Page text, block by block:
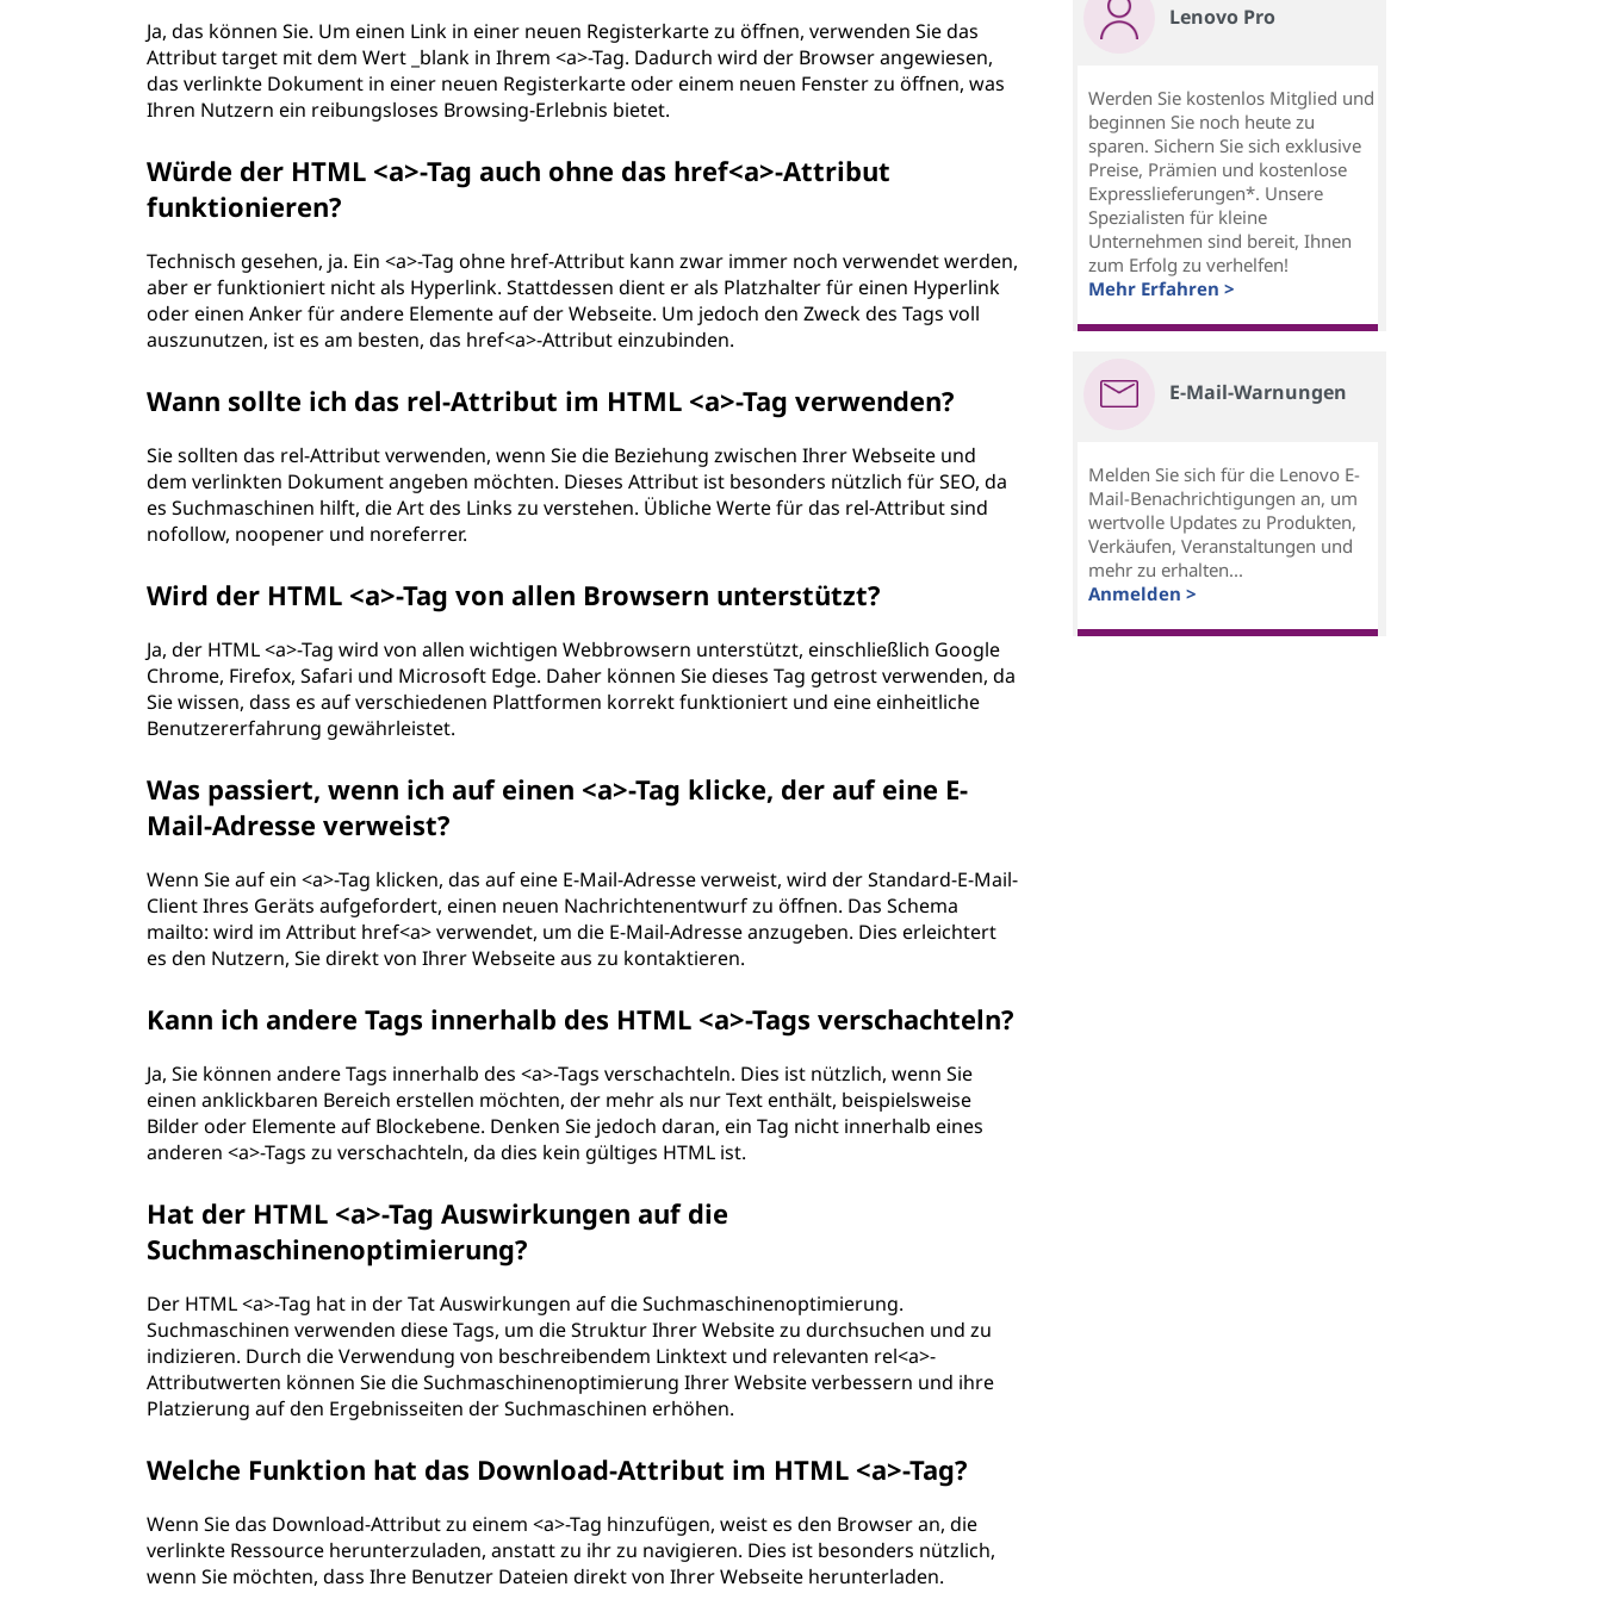
Ja, das können Sie. Um einen Link in einer neuen Registerkarte zu öffnen, verwenden Sie das
Attribut target mit dem Wert _blank in Ihrem <a>-Tag. Dadurch wird der Browser angewiesen,
das verlinkte Dokument in einer neuen Registerkarte oder einem neuen Fenster zu öffnen, was
Ihren Nutzern ein reibungsloses Browsing-Erlebnis bietet.
Würde der HTML <a>-Tag auch ohne das href<a>-Attribut
funktionieren?
Technisch gesehen, ja. Ein <a>-Tag ohne href-Attribut kann zwar immer noch verwendet werden,
aber er funktioniert nicht als Hyperlink. Stattdessen dient er als Platzhalter für einen Hyperlink
oder einen Anker für andere Elemente auf der Webseite. Um jedoch den Zweck des Tags voll
auszunutzen, ist es am besten, das href<a>-Attribut einzubinden.
Wann sollte ich das rel-Attribut im HTML <a>-Tag verwenden?
Sie sollten das rel-Attribut verwenden, wenn Sie die Beziehung zwischen Ihrer Webseite und
dem verlinkten Dokument angeben möchten. Dieses Attribut ist besonders nützlich für SEO, da
es Suchmaschinen hilft, die Art des Links zu verstehen. Übliche Werte für das rel-Attribut sind
nofollow, noopener und noreferrer.
Wird der HTML <a>-Tag von allen Browsern unterstützt?
Ja, der HTML <a>-Tag wird von allen wichtigen Webbrowsern unterstützt, einschließlich Google
Chrome, Firefox, Safari und Microsoft Edge. Daher können Sie dieses Tag getrost verwenden, da
Sie wissen, dass es auf verschiedenen Plattformen korrekt funktioniert und eine einheitliche
Benutzererfahrung gewährleistet.
Was passiert, wenn ich auf einen <a>-Tag klicke, der auf eine E-
Mail-Adresse verweist?
Wenn Sie auf ein <a>-Tag klicken, das auf eine E-Mail-Adresse verweist, wird der Standard-E-Mail-
Client Ihres Geräts aufgefordert, einen neuen Nachrichtenentwurf zu öffnen. Das Schema
mailto: wird im Attribut href<a> verwendet, um die E-Mail-Adresse anzugeben. Dies erleichtert
es den Nutzern, Sie direkt von Ihrer Webseite aus zu kontaktieren.
Kann ich andere Tags innerhalb des HTML <a>-Tags verschachteln?
Ja, Sie können andere Tags innerhalb des <a>-Tags verschachteln. Dies ist nützlich, wenn Sie
einen anklickbaren Bereich erstellen möchten, der mehr als nur Text enthält, beispielsweise
Bilder oder Elemente auf Blockebene. Denken Sie jedoch daran, ein Tag nicht innerhalb eines
anderen <a>-Tags zu verschachteln, da dies kein gültiges HTML ist.
Hat der HTML <a>-Tag Auswirkungen auf die
Suchmaschinenoptimierung?
Der HTML <a>-Tag hat in der Tat Auswirkungen auf die Suchmaschinenoptimierung.
Suchmaschinen verwenden diese Tags, um die Struktur Ihrer Website zu durchsuchen und zu
indizieren. Durch die Verwendung von beschreibendem Linktext und relevanten rel<a>-
Attributwerten können Sie die Suchmaschinenoptimierung Ihrer Website verbessern und ihre
Platzierung auf den Ergebnisseiten der Suchmaschinen erhöhen.
Welche Funktion hat das Download-Attribut im HTML <a>-Tag?
Wenn Sie das Download-Attribut zu einem <a>-Tag hinzufügen, weist es den Browser an, die
verlinkte Ressource herunterzuladen, anstatt zu ihr zu navigieren. Dies ist besonders nützlich,
wenn Sie möchten, dass Ihre Benutzer Dateien direkt von Ihrer Webseite herunterladen.
Lenovo Pro
Werden Sie kostenlos Mitglied und
beginnen Sie noch heute zu
sparen. Sichern Sie sich exklusive
Preise, Prämien und kostenlose
Expresslieferungen*. Unsere
Spezialisten für kleine
Unternehmen sind bereit, Ihnen
zum Erfolg zu verhelfen!
Mehr Erfahren >
E-Mail-Warnungen
Melden Sie sich für die Lenovo E-
Mail-Benachrichtigungen an, um
wertvolle Updates zu Produkten,
Verkäufen, Veranstaltungen und
mehr zu erhalten...
Anmelden >